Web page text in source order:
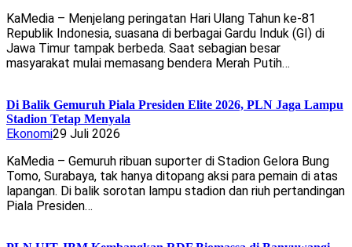
KaMedia – Menjelang peringatan Hari Ulang Tahun ke-81
Republik Indonesia, suasana di berbagai Gardu Induk (GI) di
Jawa Timur tampak berbeda. Saat sebagian besar
masyarakat mulai memasang bendera Merah Putih…
Di Balik Gemuruh Piala Presiden Elite 2026, PLN Jaga Lampu
Stadion Tetap Menyala
Ekonomi29 Juli 2026
KaMedia – Gemuruh ribuan suporter di Stadion Gelora Bung
Tomo, Surabaya, tak hanya ditopang aksi para pemain di atas
lapangan. Di balik sorotan lampu stadion dan riuh pertandingan
Piala Presiden…